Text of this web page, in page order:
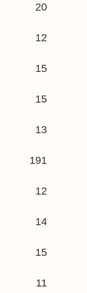
20
12
15
15
13
191
12
14
15
11